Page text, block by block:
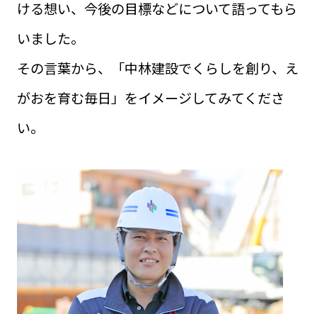
ける想い、今後の目標などについて語ってもら
いました。
その言葉から、「中林建設でくらしを創り、え
がおを育む毎日」をイメージしてみてくださ
い。